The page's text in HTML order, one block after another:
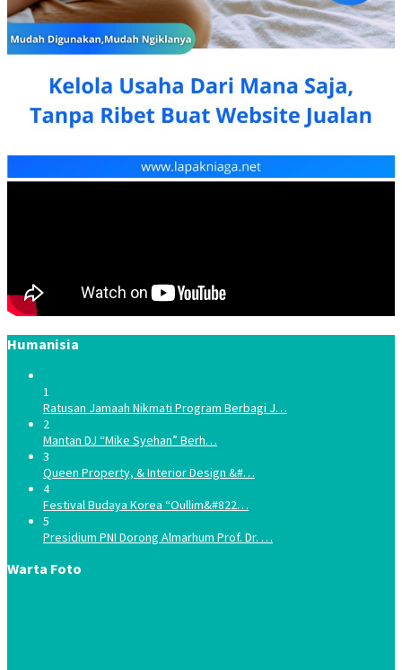
Humanisia
1
Ratusan Jamaah Nikmati Program Berbagi J…
2
Mantan DJ “Mike Syehan” Berh…
3
Queen Property, & Interior Design &#…
4
Festival Budaya Korea “Oullim&#822…
5
Presidium PNI Dorong Almarhum Prof. Dr. …
Warta Foto